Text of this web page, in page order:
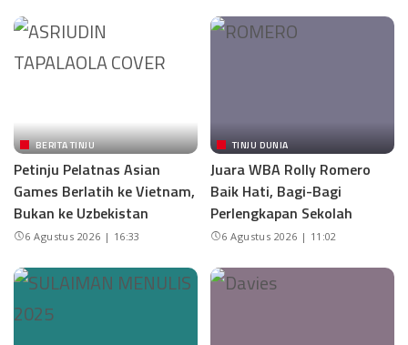
BERITA TINJU
Petinju Pelatnas Asian
Games Berlatih ke Vietnam,
Bukan ke Uzbekistan
6 Agustus 2026 | 16:33
TINJU DUNIA
Juara WBA Rolly Romero
Baik Hati, Bagi-Bagi
Perlengkapan Sekolah
6 Agustus 2026 | 11:02